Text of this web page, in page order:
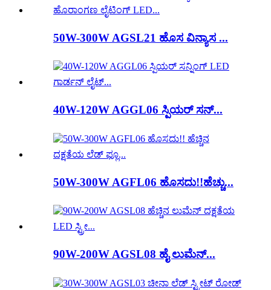
50W-300W AGSL21 ಹೊಸ ವಿನ್ಯಾಸ ...
40W-120W AGGL06 ಸ್ಪಿಯರ್ ಸನ್...
50W-300W AGFL06 ಹೊಸದು!!ಹೆಚ್ಚು...
90W-200W AGSL08 ಹೈ ಲುಮೆನ್...